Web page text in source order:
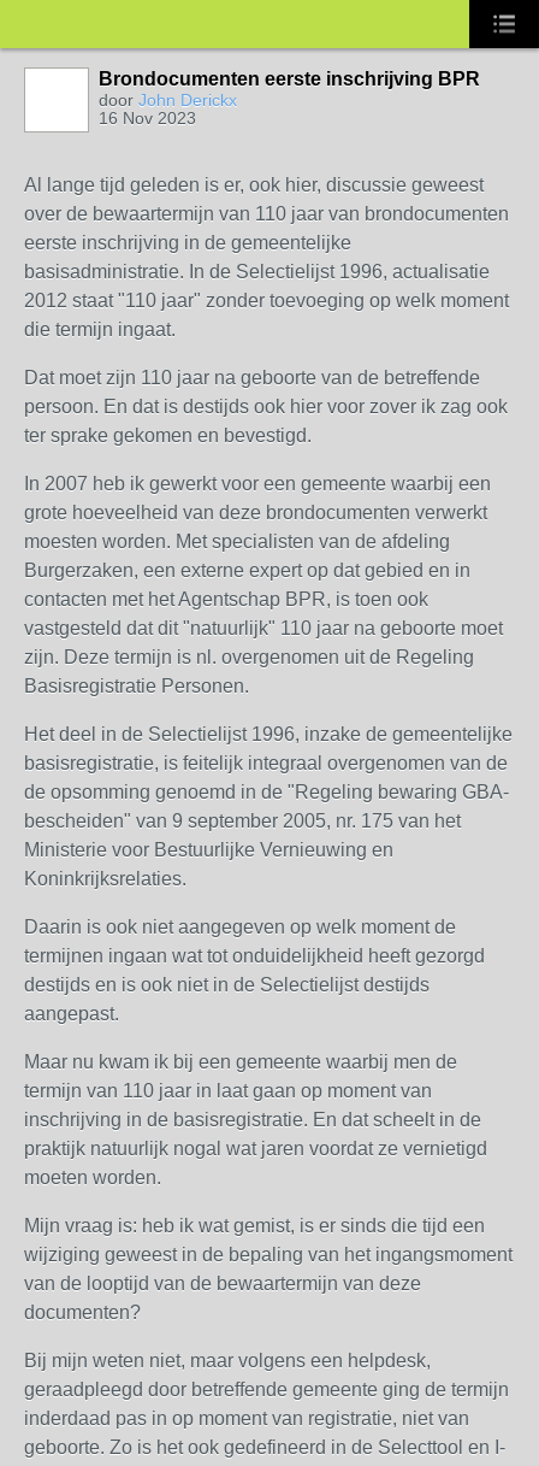
Brondocumenten eerste inschrijving BPR
door John Derickx
16 Nov 2023
Al lange tijd geleden is er, ook hier, discussie geweest
over de bewaartermijn van 110 jaar van brondocumenten
eerste inschrijving in de gemeentelijke
basisadministratie. In de Selectielijst 1996, actualisatie
2012 staat "110 jaar" zonder toevoeging op welk moment
die termijn ingaat.
Dat moet zijn 110 jaar na geboorte van de betreffende
persoon. En dat is destijds ook hier voor zover ik zag ook
ter sprake gekomen en bevestigd.
In 2007 heb ik gewerkt voor een gemeente waarbij een
grote hoeveelheid van deze brondocumenten verwerkt
moesten worden. Met specialisten van de afdeling
Burgerzaken, een externe expert op dat gebied en in
contacten met het Agentschap BPR, is toen ook
vastgesteld dat dit "natuurlijk" 110 jaar na geboorte moet
zijn. Deze termijn is nl. overgenomen uit de Regeling
Basisregistratie Personen.
Het deel in de Selectielijst 1996, inzake de gemeentelijke
basisregistratie, is feitelijk integraal overgenomen van de
de opsomming genoemd in de "Regeling bewaring GBA-
bescheiden" van 9 september 2005, nr. 175 van het
Ministerie voor Bestuurlijke Vernieuwing en
Koninkrijksrelaties.
Daarin is ook niet aangegeven op welk moment de
termijnen ingaan wat tot onduidelijkheid heeft gezorgd
destijds en is ook niet in de Selectielijst destijds
aangepast.
Maar nu kwam ik bij een gemeente waarbij men de
termijn van 110 jaar in laat gaan op moment van
inschrijving in de basisregistratie. En dat scheelt in de
praktijk natuurlijk nogal wat jaren voordat ze vernietigd
moeten worden.
Mijn vraag is: heb ik wat gemist, is er sinds die tijd een
wijziging geweest in de bepaling van het ingangsmoment
van de looptijd van de bewaartermijn van deze
documenten?
Bij mijn weten niet, maar volgens een helpdesk,
geraadpleegd door betreffende gemeente ging de termijn
inderdaad pas in op moment van registratie, niet van
geboorte. Zo is het ook gedefineerd in de Selecttool en I-